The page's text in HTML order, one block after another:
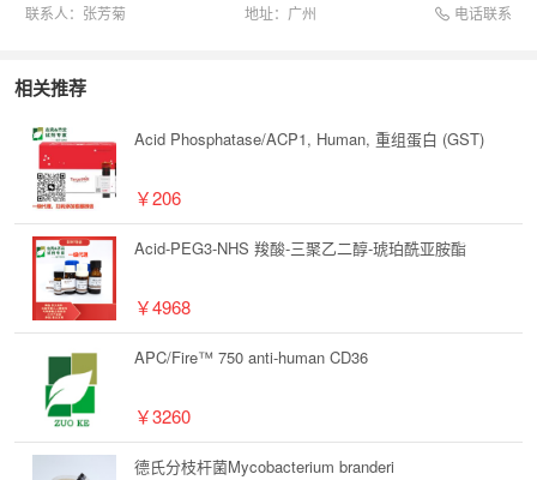
联系人： 张芳菊 地址： 广州 电话联系
相关推荐
Acid Phosphatase/ACP1, Human, 重组蛋白 (GST)
￥206
Acid-PEG3-NHS 羧酸-三聚乙二醇-琥珀酰亚胺酯
￥4968
APC/Fire™ 750 anti-human CD36
￥3260
德氏分枝杆菌Mycobacterium branderi